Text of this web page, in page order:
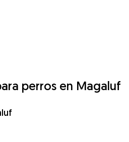
perros en Magaluf